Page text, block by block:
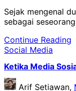
Sejak mengenal
sebagai
Continue Reading
Social Media
Ketika Media
Arif Setiawan,